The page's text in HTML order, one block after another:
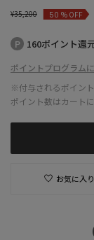
¥35,200 50% OFF
160ポイント還
ポイントプログラム
※付与されるポイン
ポイント数はカート
お気に入